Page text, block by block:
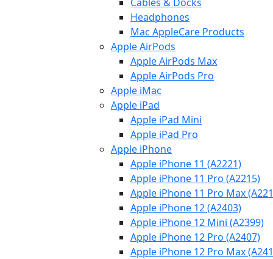
Headphones
Mac AppleCare Products
Apple AirPods
Apple AirPods Max
Apple AirPods Pro
Apple iMac
Apple iPad
Apple iPad Mini
Apple iPad Pro
Apple iPhone
Apple iPhone 11 (A2221)
Apple iPhone 11 Pro (A2215)
Apple iPhone 11 Pro Max
Apple iPhone 12 (A2403)
Apple iPhone 12 Mini (A2399)
Apple iPhone 12 Pro (A2407)
Apple iPhone 12 Pro Max